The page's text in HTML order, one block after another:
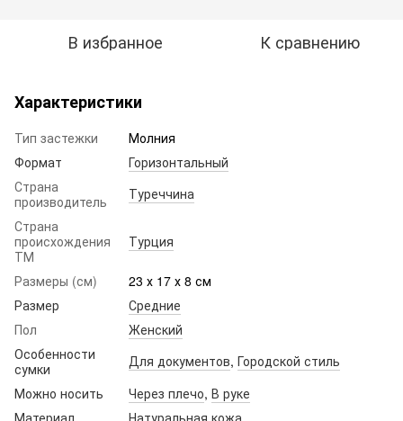
В избранное К сравнению
Характеристики
Тип застежки
Молния
Формат
Горизонтальный
Страна
производитель
Туреччина
Страна
происхождения
ТМ
Турция
Размеры (см)
23 х 17 х 8 см
Размер
Средние
Пол
Женский
Особенности
сумки
Для документов, Городской стиль
Можно носить
Через плечо, В руке
Материал
Натуральная кожа